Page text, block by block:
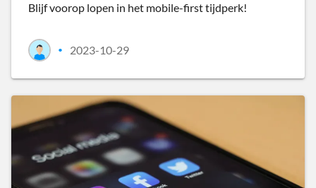
Blijf voorop lopen in het mobile-first tijdperk!
• 2023-10-29